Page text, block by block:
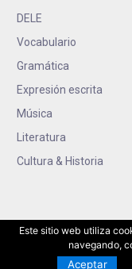
DELE
Vocabulario
Gramática
Expresión escrita
Música
Literatura
Cultura & Historia
Este sitio web utiliza
navegando,
Aceptar